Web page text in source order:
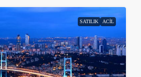
SATILIK ACIL